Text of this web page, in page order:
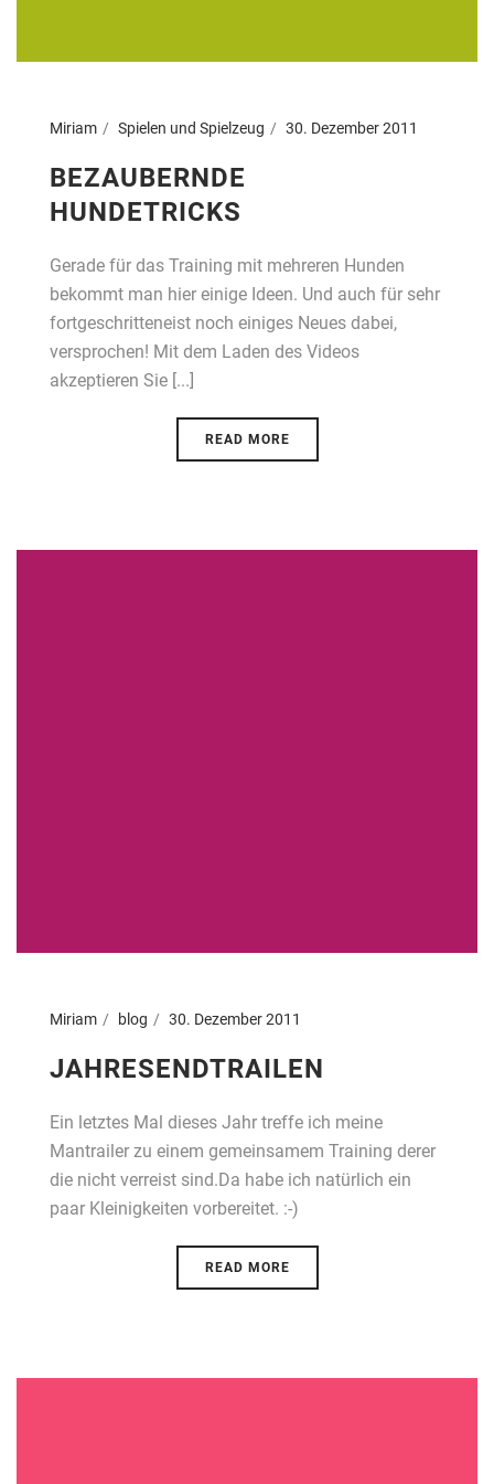
Miriam Spielen und Spielzeug 30. Dezember 2011
BEZAUBERNDE
HUNDETRICKS
Gerade für das Training mit mehreren Hunden
bekommt man hier einige Ideen. Und auch für sehr
fortgeschritteneist noch einiges Neues dabei,
versprochen! Mit dem Laden des Videos
akzeptieren Sie [...]
READ MORE
Miriam blog 30. Dezember 2011
JAHRESENDTRAILEN
Ein letztes Mal dieses Jahr treffe ich meine
Mantrailer zu einem gemeinsamem Training derer
die nicht verreist sind.Da habe ich natürlich ein
paar Kleinigkeiten vorbereitet. :-)
READ MORE